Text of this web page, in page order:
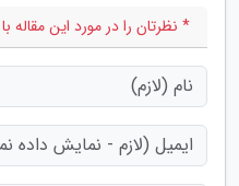
* نظرتان را در مورد این مقاله